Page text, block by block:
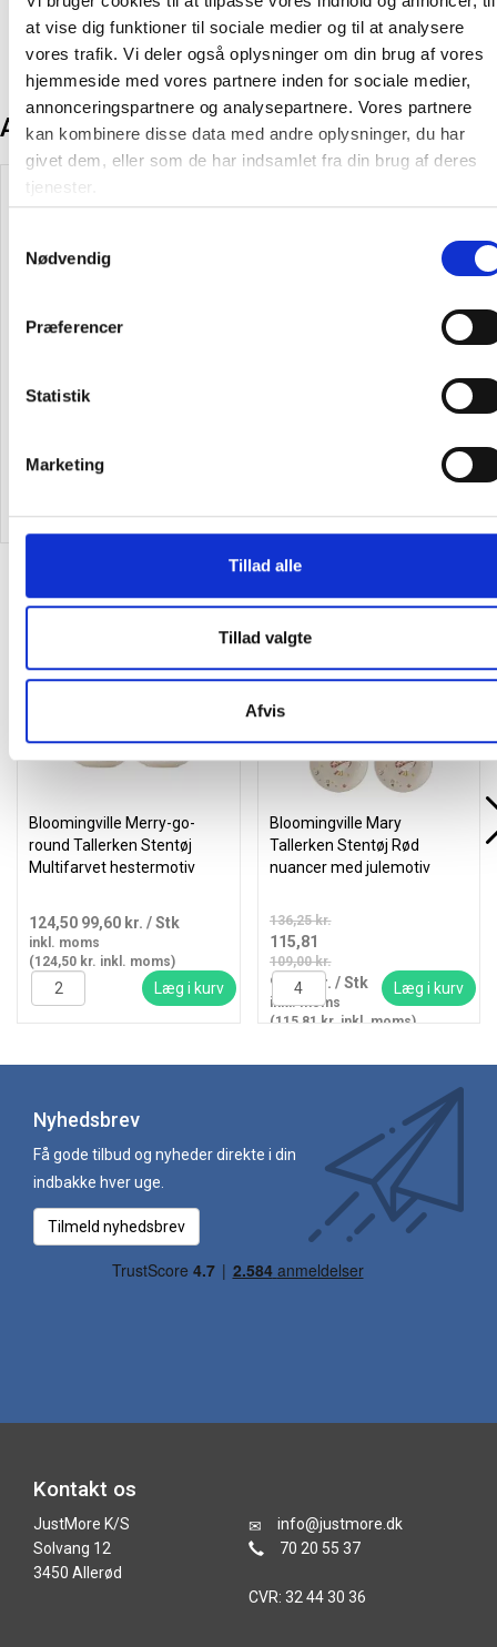
at vise dig funktioner til sociale medier og til at analysere
vores trafik. Vi deler også oplysninger om din brug af vores
hjemmeside med vores partnere inden for sociale medier,
annonceringspartnere og analysepartnere. Vores partnere
kan kombinere disse data med andre oplysninger, du har
givet dem, eller som de har indsamlet fra din brug af deres
tjenester.
Nødvendig
Præferencer
Statistik
Marketing
Tillad alle
Tillad valgte
Afvis
Andre kunder købte også
13,79
(13,79 kr. inkl. moms)
Picardie drikkeglas 36cl højde
Alternativer til varen
Fast lav pris
Bloomingville Merry-go-
round Tallerken Stentøj
Multifarvet hestermotiv
124,50 99,60 kr. / Stk
inkl. moms
(124,50 kr. inkl. moms)
Læg i kurv
Spar 15%
Spar 15%
Bloomingville Mary
Tallerken Stentøj Rød
nuancer med julemotiv
136,25 kr.
115,81
109,00 kr.
92,65 kr. / Stk
inkl. moms
(115,81 kr. inkl. moms)
Læg i kurv
Nyhedsbrev
Få gode tilbud og nyheder direkte i din
indbakke hver uge.
Tilmeld nyhedsbrev
Kontakt os
JustMore K/S
Solvang 12
3450 Allerød
info@justmore.dk
70 20 55 37
CVR: 32 44 30 36